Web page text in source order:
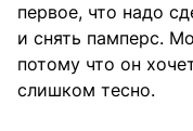
первое, что надо
и снять памперс.
потому что он
слишком тесно.